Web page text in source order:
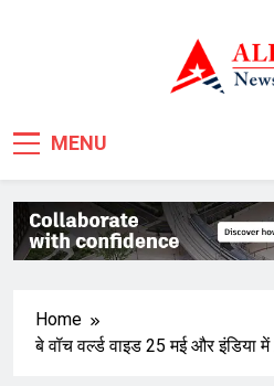
MENU
Home
बे वॉच वर्ल्ड वाइड 25 मई और इंडिया